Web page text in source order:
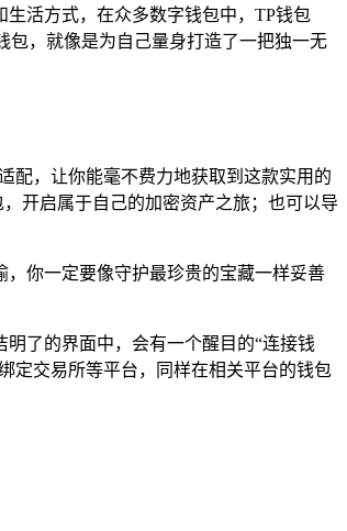
活方式，在众多数字钱包中，TP钱包
包，就像是为自己量身打造了一把独一无
配，让你能毫不费力地获取到这款实用的
开启属于自己的加密资产之旅；也可以导
你一定要像守护最珍贵的宝藏一样妥善
了的界面中，会有一个醒目的“连接钱
定交易所等平台，同样在相关平台的钱包